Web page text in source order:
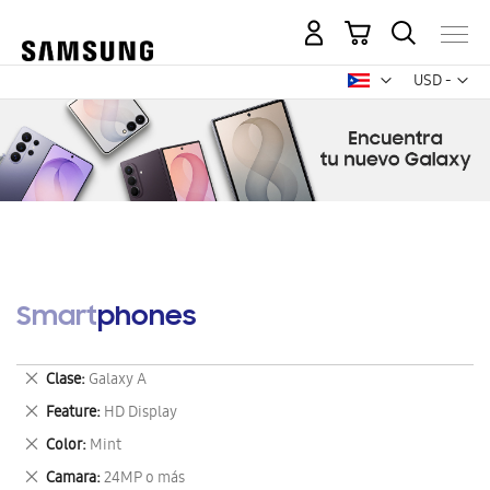
USD -
dólar
Mi carrito
Smartphones
Clase Galaxy A
Eliminar
este
artículo
Feature HD Display
Eliminar
este
artículo
Color Mint
Eliminar
este
Camara 24MP o más
Eliminar